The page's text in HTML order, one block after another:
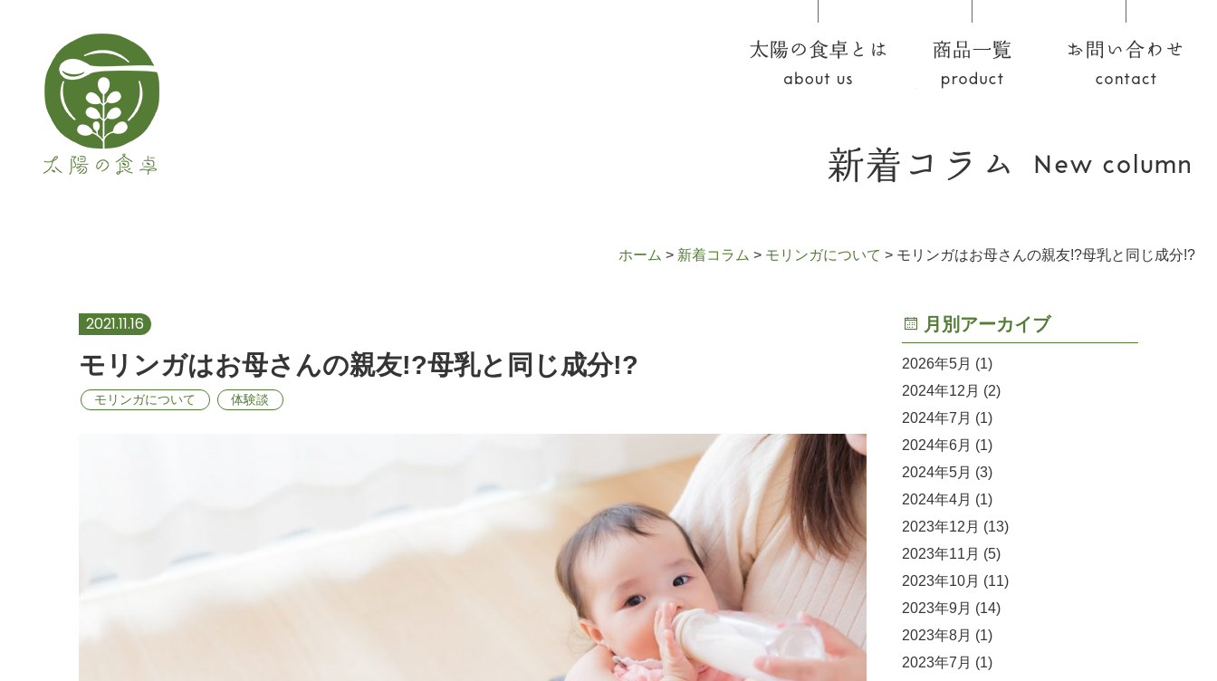
ホーム > 新着コラム > モリンガについて > モリンガはお母さんの親友!?母乳と同じ成分!?
2021.11.16
モリンガはお母さんの親友!?母乳と同じ成分!?
モリンガについて 体験談
月別アーカイブ
2026年5月 (1)
2024年12月 (2)
2024年7月 (1)
2024年6月 (1)
2024年5月 (3)
2024年4月 (1)
2023年12月 (13)
2023年11月 (5)
2023年10月 (11)
2023年9月 (14)
2023年8月 (1)
2023年7月 (1)